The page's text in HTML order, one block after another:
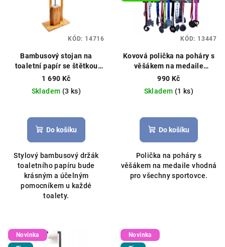
Bambusový stojan na
toaletní papír se štětkou
82x31x21cm hnědý
1 690 Kč
Skladem (3 ks)
Do košíku
Stylový bambusový držák
toaletního papíru bude
krásným a účelným
pomocníkem u každé
toalety.
KÓD: 14716
Kovová polička na poháry s
věšákem na medaile
37x15.5x10cm černá
990 Kč
Skladem (1 ks)
hodnocení
produktu
z
5
hvězdiček.
Do košíku
Polička na poháry s
věšákem na medaile vhodná
pro všechny sportovce.
KÓD: 13447
Novinka
Novinka